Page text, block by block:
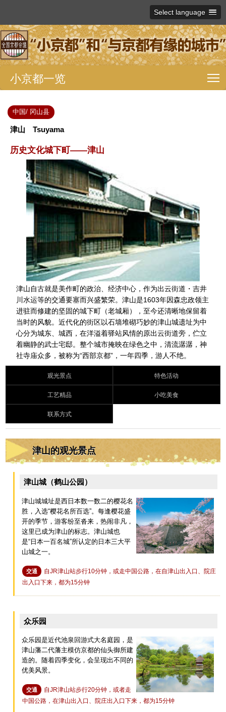
Select language
小京都一览
中国/ 冈山县
津山 Tsuyama
历史文化城下町——津山
津山自古就是美作町的政治、经济中心，作为出云街道・吉井
川水运等的交通要塞而兴盛繁荣。津山是1603年因森忠政领主
进驻而修建的坚固的城下町（老城厢），至今还清晰地保留着
当时的风貌。近代化的街区以石墙堆砌巧妙的津山城遗址为中
心分为城东、城西，在洋溢着驿站风情的原出云街道旁，伫立
着幽静的武士宅邸。整个城市掩映在绿色之中，清流潺潺，神
社寺庙众多，被称为“西部京都”，一年四季，游人不绝。
观光景点 特色活动
工艺精品 小吃美食
联系方式
津山的观光景点
津山城（鹤山公园）
津山城城址是西日本数一数二的樱花名
胜，入选“樱花名所百选”。每逢樱花盛
开的季节，游客纷至沓来，热闹非凡，
这里已成为津山的标志。津山城也
是“日本一百名城”所认定的日本三大平
山城之一。
交通
自JR津山站步行10分钟，或走中国公路，在自津山出入口、院庄
出入口下来，都为15分钟
众乐园
众乐园是近代池泉回游式大名庭园，是
津山藩二代藩主模仿京都的仙头御所建
造的。随着四季变化，会呈现出不同的
优美风景。
交通
自JR津山站步行20分钟，或者走
中国公路，在津山出入口、院庄出入口下来，都为15分钟